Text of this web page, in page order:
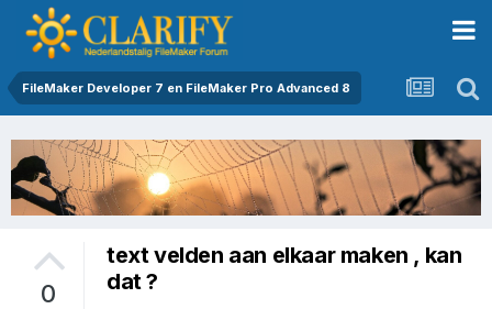
FileMaker Developer 7 en FileMaker Pro Advanced 8
0
text velden aan elkaar maken , kan
dat ?